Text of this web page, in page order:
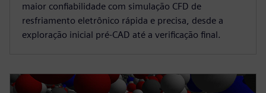
maior confiabilidade com simulação CFD de
resfriamento eletrônico rápida e precisa, desde a
exploração inicial pré-CAD até a verificação final.